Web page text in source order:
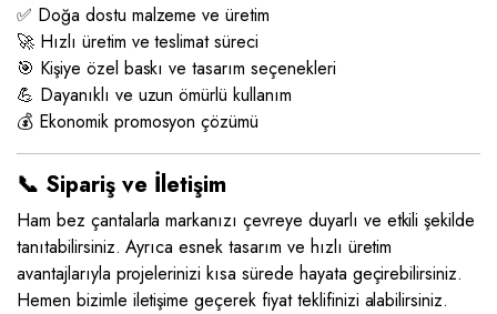
✅ Doğa dostu malzeme ve üretim
🚀 Hızlı üretim ve teslimat süreci
🎯 Kişiye özel baskı ve tasarım seçenekleri
💪 Dayanıklı ve uzun ömürlü kullanım
💰 Ekonomik promosyon çözümü
📞 Sipariş ve İletişim
Ham bez çantalarla markanızı çevreye duyarlı ve etkili şekilde
tanıtabilirsiniz. Ayrıca esnek tasarım ve hızlı üretim
avantajlarıyla projelerinizi kısa sürede hayata geçirebilirsiniz.
Hemen bizimle iletişime geçerek fiyat teklifinizi alabilirsiniz.